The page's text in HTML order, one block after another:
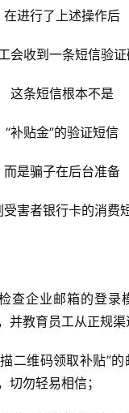
在进行了上述操作后
会收到一条短信验证
这条短信根本不是
“补贴金”的验证短信
而是骗子在后台准备
受害者银行卡的消费
查企业邮箱的登录
并教育员工从正规渠
二维码领取补贴”
切勿轻易相信；